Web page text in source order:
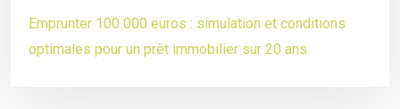
Emprunter 100 000 euros : simulation et conditions
optimales pour un prêt immobilier sur 20 ans